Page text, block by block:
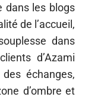
dans les blogs
de l’accueil,
dans
d’Azami
échanges,
d’ombre et